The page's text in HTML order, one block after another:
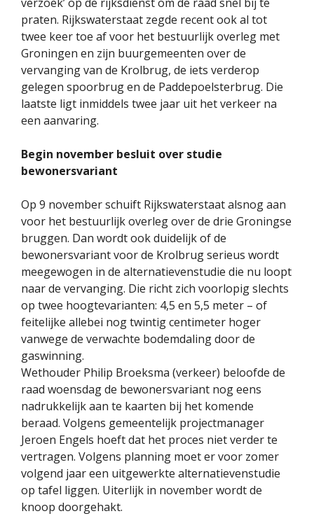
praten. Rijkswaterstaat zegde recent ook al tot
twee keer toe af voor het bestuurlijk overleg met
Groningen en zijn buurgemeenten over de
vervanging van de Krolbrug, de iets verderop
gelegen spoorbrug en de Paddepoelsterbrug. Die
laatste ligt inmiddels twee jaar uit het verkeer na
een aanvaring.
Begin november besluit over studie
bewonersvariant
Op 9 november schuift Rijkswaterstaat alsnog aan
voor het bestuurlijk overleg over de drie Groningse
bruggen. Dan wordt ook duidelijk of de
bewonersvariant voor de Krolbrug serieus wordt
meegewogen in de alternatievenstudie die nu loopt
naar de vervanging. Die richt zich voorlopig slechts
op twee hoogtevarianten: 4,5 en 5,5 meter – of
feitelijke allebei nog twintig centimeter hoger
vanwege de verwachte bodemdaling door de
gaswinning.
Wethouder Philip Broeksma (verkeer) beloofde de
raad woensdag de bewonersvariant nog eens
nadrukkelijk aan te kaarten bij het komende
beraad. Volgens gemeentelijk projectmanager
Jeroen Engels hoeft dat het proces niet verder te
vertragen. Volgens planning moet er voor zomer
volgend jaar een uitgewerkte alternatievenstudie
op tafel liggen. Uiterlijk in november wordt de
knoop doorgehakt.